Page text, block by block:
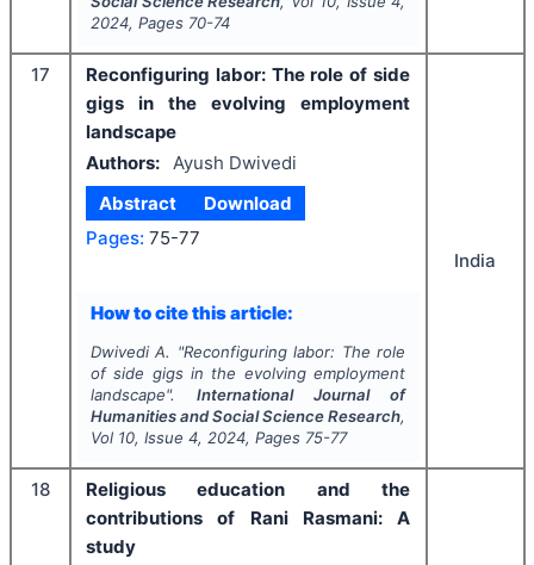
2024, Pages 70-74
17
Reconfiguring labor: The role of side
gigs in the evolving employment
landscape
Authors: Ayush Dwivedi
Abstract
Download
Pages: 75-77
How to cite this article:
Dwivedi A. "Reconfiguring labor: The role
of side gigs in the evolving employment
landscape". International Journal of
Humanities and Social Science Research,
Vol 10, Issue 4, 2024, Pages 75-77
India
18
Religious education and the
contributions of Rani Rasmani: A
study